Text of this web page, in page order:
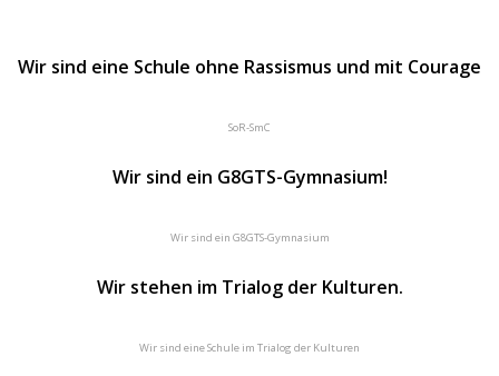
Wir sind eine Schule ohne Rassismus und mit Courage
SoR-SmC
Wir sind ein G8GTS-Gymnasium!
Wir sind ein G8GTS-Gymnasium
Wir stehen im Trialog der Kulturen.
Wir sind eine Schule im Trialog der Kulturen